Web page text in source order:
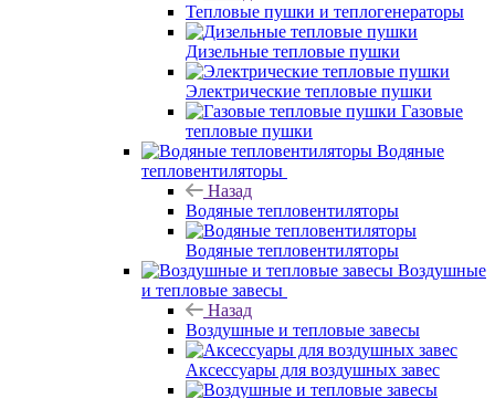
Тепловые пушки и теплогенераторы
Дизельные тепловые пушки
Электрические тепловые пушки
Газовые
тепловые пушки
Водяные
тепловентиляторы
Назад
Водяные тепловентиляторы
Водяные тепловентиляторы
Воздушные
и тепловые завесы
Назад
Воздушные и тепловые завесы
Аксессуары для воздушных завес